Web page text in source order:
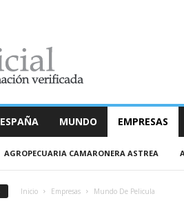
ESPAÑA MUNDO EMPRESAS
AGROPECUARIA CAMARONERA ASTREA
Inicio Empresas Mundo De Pelicula